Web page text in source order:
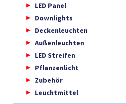
LED Panel
Downlights
Deckenleuchten
Außenleuchten
LED Streifen
Pflanzenlicht
Zubehör
Leuchtmittel